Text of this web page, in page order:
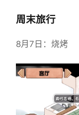
周末旅行
8月7日：烧烤